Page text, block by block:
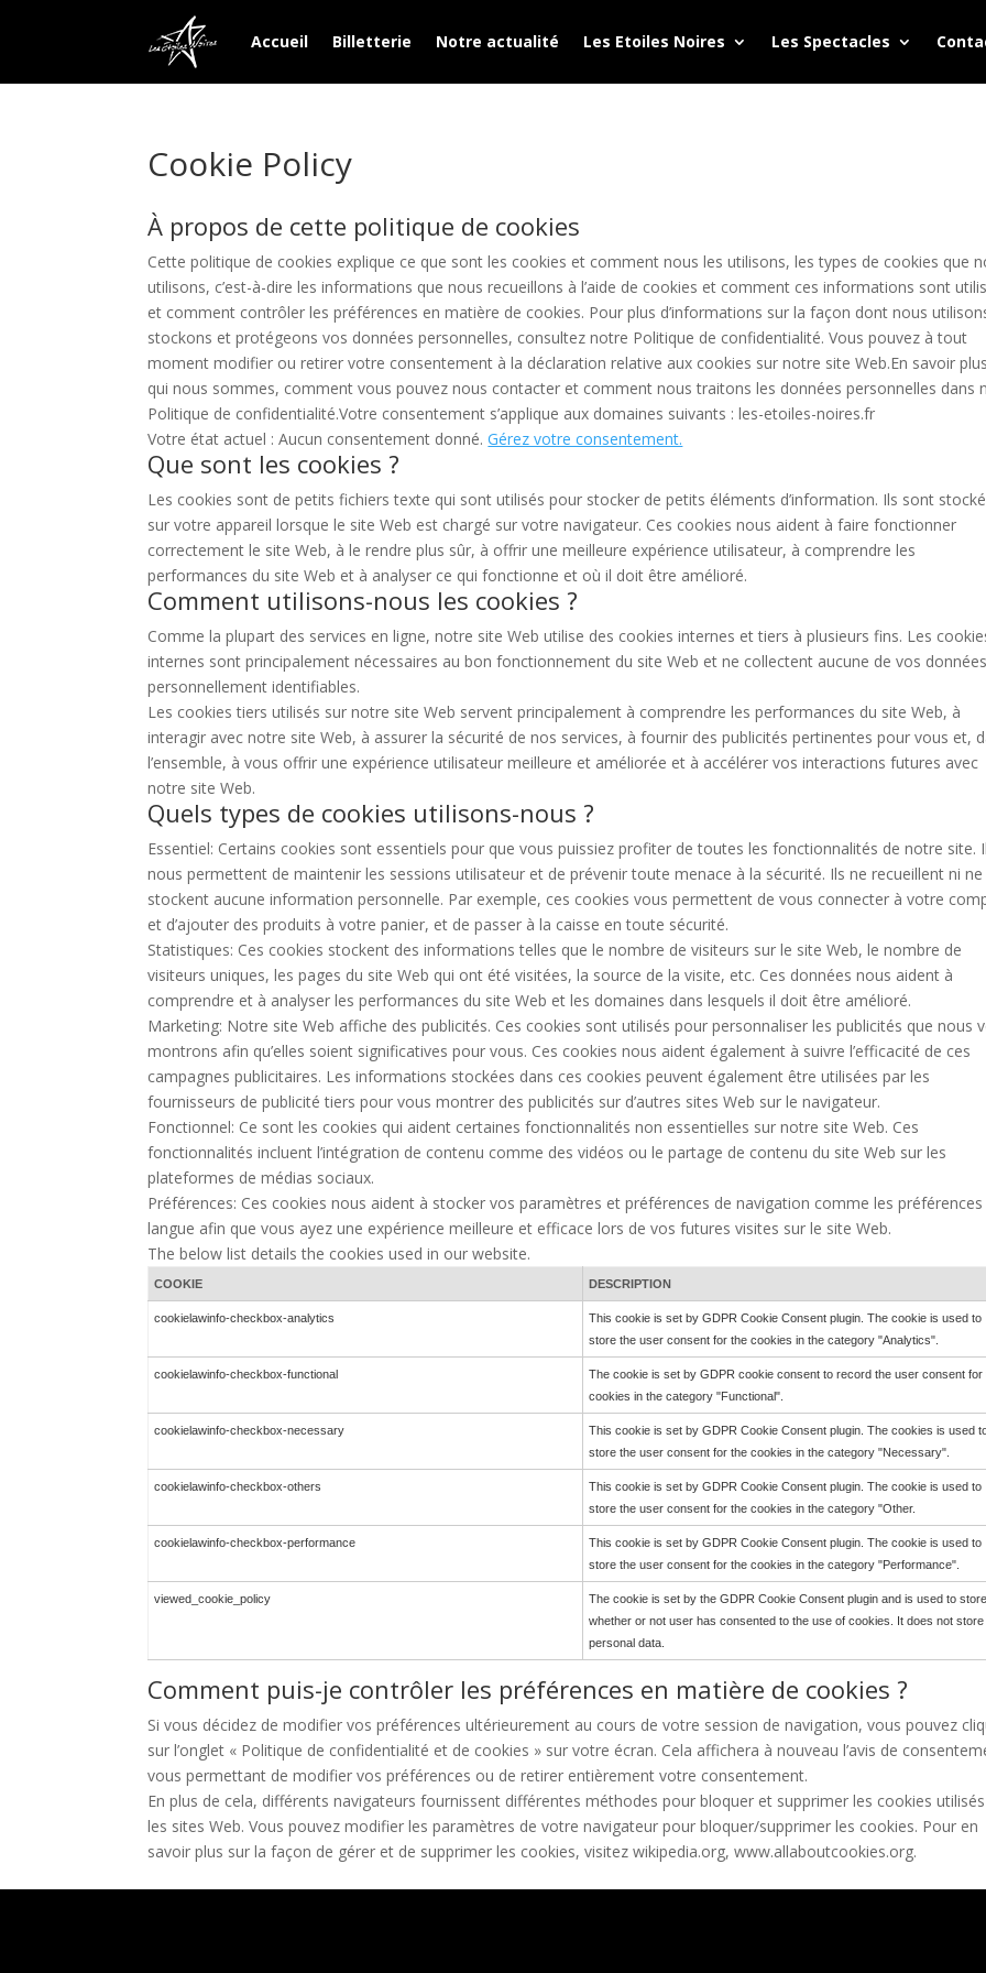
Accueil Billetterie Notre actualité Les Etoiles Noires Les Spectacles
Cookie Policy
À propos de cette politique de cookies
Cette politique de cookies explique ce que sont les cookies et comment nous les utilisons, les types de cookies que
utilisons, c’est-à-dire les informations que nous recueillons à l’aide de cookies et comment ces informations sont
et comment contrôler les préférences en matière de cookies. Pour plus d’informations sur la façon dont nous
stockons et protégeons vos données personnelles, consultez notre Politique de confidentialité. Vous pouvez à tout
moment modifier ou retirer votre consentement à la déclaration relative aux cookies sur notre site Web.En savoir
qui nous sommes, comment vous pouvez nous contacter et comment nous traitons les données personnelles dans
Politique de confidentialité.Votre consentement s’applique aux domaines suivants : les-etoiles-noires.fr
Votre état actuel : Aucun consentement donné.Gérez votre consentement.
Que sont les cookies ?
Les cookies sont de petits fichiers texte qui sont utilisés pour stocker de petits éléments d’information. Ils sont
sur votre appareil lorsque le site Web est chargé sur votre navigateur. Ces cookies nous aident à faire fonctionner
correctement le site Web, à le rendre plus sûr, à offrir une meilleure expérience utilisateur, à comprendre les
performances du site Web et à analyser ce qui fonctionne et où il doit être amélioré.
Comment utilisons-nous les cookies ?
Comme la plupart des services en ligne, notre site Web utilise des cookies internes et tiers à plusieurs fins. Les
internes sont principalement nécessaires au bon fonctionnement du site Web et ne collectent aucune de vos données
personnellement identifiables.
Les cookies tiers utilisés sur notre site Web servent principalement à comprendre les performances du site Web, à
interagir avec notre site Web, à assurer la sécurité de nos services, à fournir des publicités pertinentes pour vous et,
l’ensemble, à vous offrir une expérience utilisateur meilleure et améliorée et à accélérer vos interactions futures avec
notre site Web.
Quels types de cookies utilisons-nous ?
Essentiel: Certains cookies sont essentiels pour que vous puissiez profiter de toutes les fonctionnalités de notre site.
nous permettent de maintenir les sessions utilisateur et de prévenir toute menace à la sécurité. Ils ne recueillent ni ne
stockent aucune information personnelle. Par exemple, ces cookies vous permettent de vous connecter à votre
et d’ajouter des produits à votre panier, et de passer à la caisse en toute sécurité.
Statistiques: Ces cookies stockent des informations telles que le nombre de visiteurs sur le site Web, le nombre de
visiteurs uniques, les pages du site Web qui ont été visitées, la source de la visite, etc. Ces données nous aident à
comprendre et à analyser les performances du site Web et les domaines dans lesquels il doit être amélioré.
Marketing: Notre site Web affiche des publicités. Ces cookies sont utilisés pour personnaliser les publicités que nous
montrons afin qu’elles soient significatives pour vous. Ces cookies nous aident également à suivre l’efficacité de ces
campagnes publicitaires. Les informations stockées dans ces cookies peuvent également être utilisées par les
fournisseurs de publicité tiers pour vous montrer des publicités sur d’autres sites Web sur le navigateur.
Fonctionnel: Ce sont les cookies qui aident certaines fonctionnalités non essentielles sur notre site Web. Ces
fonctionnalités incluent l’intégration de contenu comme des vidéos ou le partage de contenu du site Web sur les
plateformes de médias sociaux.
Préférences: Ces cookies nous aident à stocker vos paramètres et préférences de navigation comme les préférences
langue afin que vous ayez une expérience meilleure et efficace lors de vos futures visites sur le site Web.
The below list details the cookies used in our website.
COOKIE DESCRIPTION
cookielawinfo-checkbox-analytics
This cookie is set by GDPR Cookie Consent plugin. The cookie is used to
store the user consent for the cookies in the category "Analytics".
cookielawinfo-checkbox-functional
The cookie is set by GDPR cookie consent to record the user consent for
cookies in the category "Functional".
cookielawinfo-checkbox-necessary
This cookie is set by GDPR Cookie Consent plugin. The cookies is used
store the user consent for the cookies in the category "Necessary".
cookielawinfo-checkbox-others
This cookie is set by GDPR Cookie Consent plugin. The cookie is used to
store the user consent for the cookies in the category "Other.
cookielawinfo-checkbox-performance
This cookie is set by GDPR Cookie Consent plugin. The cookie is used to
store the user consent for the cookies in the category "Performance".
viewed_cookie_policy
The cookie is set by the GDPR Cookie Consent plugin and is used to store
whether or not user has consented to the use of cookies. It does not
personal data.
Comment puis-je contrôler les préférences en matière de cookies ?
Si vous décidez de modifier vos préférences ultérieurement au cours de votre session de navigation, vous pouvez
sur l’onglet « Politique de confidentialité et de cookies » sur votre écran. Cela affichera à nouveau l’avis de
vous permettant de modifier vos préférences ou de retirer entièrement votre consentement.
En plus de cela, différents navigateurs fournissent différentes méthodes pour bloquer et supprimer les cookies
les sites Web. Vous pouvez modifier les paramètres de votre navigateur pour bloquer/supprimer les cookies. Pour en
savoir plus sur la façon de gérer et de supprimer les cookies, visitez wikipedia.org, www.allaboutcookies.org.